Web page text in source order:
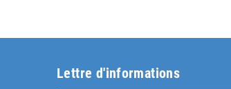
Lettre d'informations